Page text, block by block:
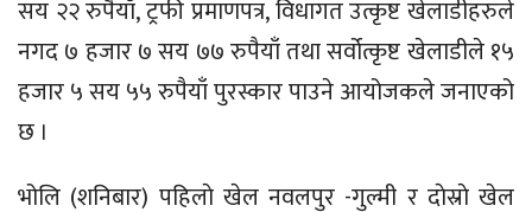
सय २२ रुपैयाँ, ट्रफी प्रमाणपत्र, विधागत उत्कृष्ट खेलाडीहरुले
नगद ७ हजार ७ सय ७७ रुपैयाँ तथा सर्वोत्कृष्ट खेलाडीले १५
हजार ५ सय ५५ रुपैयाँ पुरस्कार पाउने आयोजकले जनाएको
छ ।
भोलि (शनिबार) पहिलाे खेल नवलपुर -गुल्मी र दाेस्राे खेल